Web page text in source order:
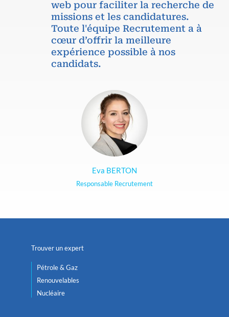
Eva BERTON
Responsable Recrutement
web pour faciliter la recherche de
missions et les candidatures.
Toute l'équipe Recrutement a à
cœur d’offrir la meilleure
expérience possible à nos
candidats.
Trouver un expert
Pétrole & Gaz
Renouvelables
Nucléaire